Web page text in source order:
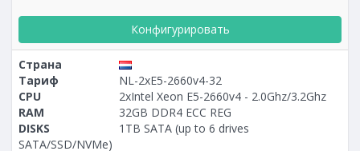
Конфигурировать
Страна
Тариф
NL-2xE5-2660v4-32
CPU
2xIntel Xeon E5-2660v4 - 2.0Ghz/3.2Ghz
RAM
32GB DDR4 ECC REG
DISKS
1TB SATA (up to 6 drives
SATA/SSD/NVMe)